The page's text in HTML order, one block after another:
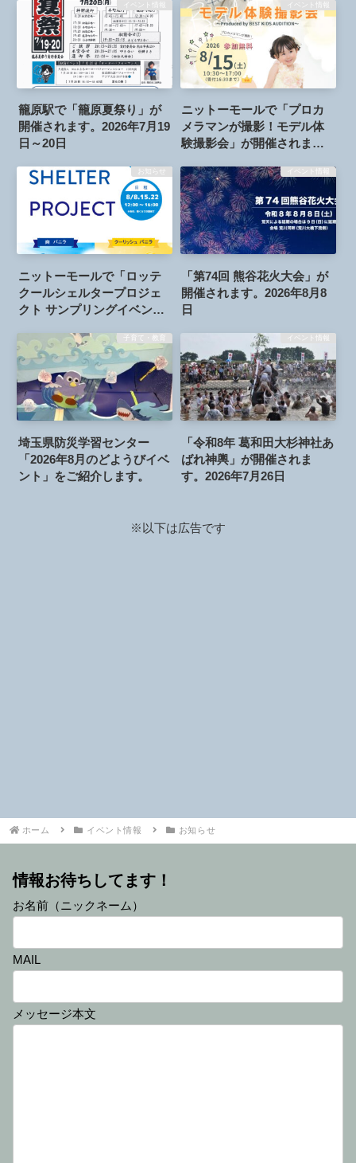
イベント情報
籠原駅で「籠原夏祭り」が
開催されます。2026年7月19
日～20日
イベント情報
ニットーモールで「プロカ
メラマンが撮影！モデル体
験撮影会」が開催されま
お知らせ
ニットーモールで「ロッテ
クールシェルタープロジェ
クト サンプリングイベン
2026年8月8日、15日、22日
イベント情報
「第74回 熊谷花火大会」が
開催されます。2026年8月8
日
子育て・教育
埼玉県防災学習センター
「2026年8月のどようびイベ
ント」をご紹介します。
イベント情報
「令和8年 葛和田大杉神社あ
ばれ神輿」が開催されま
す。2026年7月26日
※以下は広告です
ホーム イベント情報 お知らせ
情報お待ちしてます！
お名前（ニックネーム）
MAIL
メッセージ本文